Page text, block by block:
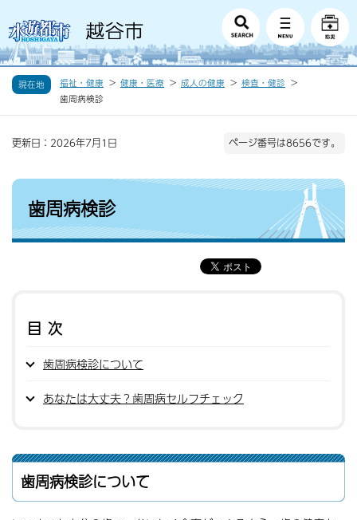
現在地 福祉・健康 健康・医療 成人の健康
検査・健診
歯周病検診
更新日：2026年7月1日 ページ番号は8656です。
歯周病検診
目次
歯周病検診について
あなたは大丈夫？歯周病セルフチェック
歯周病検診について